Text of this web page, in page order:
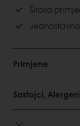
Doziranje
Široka
Primjene
Sastojci,